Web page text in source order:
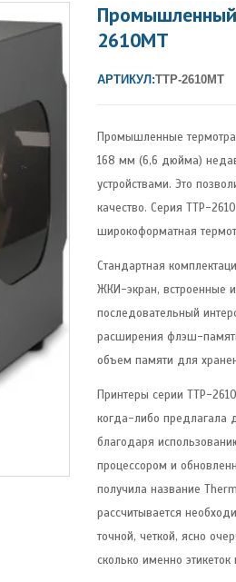
Промышленный
2610MT
АРТИКУЛ:TTP-2610MT
Промышленные
168 мм (6,6 дюйма)
устройствами. Это
качество. Серия TTP-
широкоформатная
Стандартная
ЖКИ-экран, встроенные
последовательный
расширения флэш-
объем памяти для
Принтеры серии TTP-
когда-либо предлагала
благодаря
процессором и
получила название
рассчитывается
точной, четкой, ясно
сколько именно